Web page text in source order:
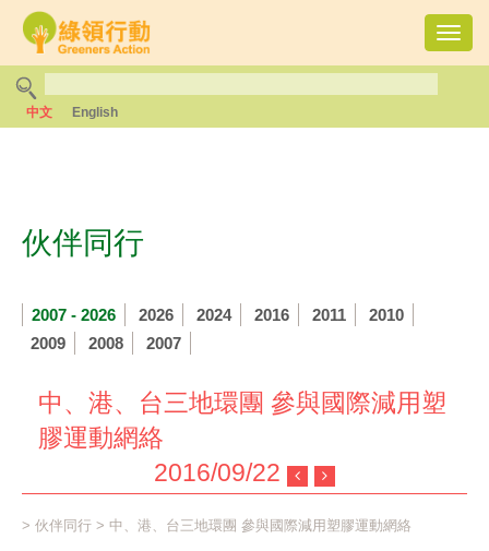
中文 English
伙伴同行
2007 - 2026 2026 2024 2016 2011
2010
2009
2008 2007
中、港、台三地環團 參與國際減用塑
膠運動網絡
2016/09/22
> 伙伴同行 > 中、港、台三地環團 參與國際減用塑膠運動網絡